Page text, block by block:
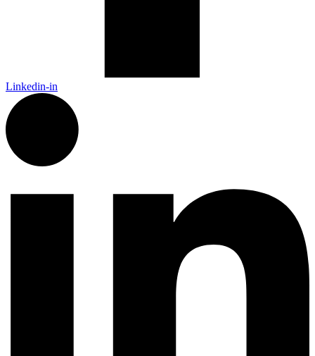
Linkedin-in